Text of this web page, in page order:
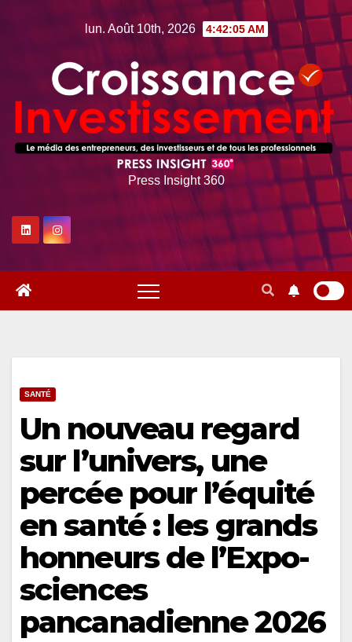
lun. Août 10th, 2026 4:42:06 AM
Press Insight 360
SANTÉ
Un nouveau regard
sur l’univers, une
percée pour l’équité
en santé : les grands
honneurs de l’Expo-
sciences
pancanadienne 2026